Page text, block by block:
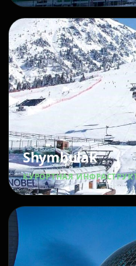
Shymbulak
КУРОРТНАЯ